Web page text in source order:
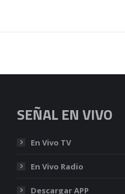
SEÑAL EN VIVO
En Vivo TV
En Vivo Radio
Descargar APP